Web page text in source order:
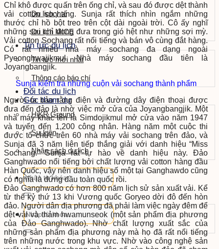
Du lịch y tế
Du lịch MICE
Tin tức du lịch
Tin tức mới nhất
Thông cáo báo chí
Đối tác du lịch
Góc tham dự
HiKR Ground
Sự kiện
Nhận sách du lịch
Chỉ khô được quấn trên ống chỉ, và sau đó được dệt thành
vải cotton sochang. Sunja rất thích nhìn ngắm những
thước chỉ hồ bột treo trên cột dài ngoài trời. Cô ấy nghĩ
những sợi chỉ đong đưa trong gió hệt như những sợi mỳ.
Vải cotton Sochang rất nổi tiếng và bán vô cùng đắt hàng.
Có rất nhiều nhà máy sochang đa dạng ngoài
Pyeonghwajikmul. Nhà máy sochang đầu tiên là
Joyangbangjik.
Sunja kiểm tra những cuộn vải sochang thành phẩm
Người ta bảo rằng điện và đường dây điện thoại được
đưa đến đảo là nhờ việc mở cửa của Joyangbangjik. Một
nhà máy khác tên là Simdojikmul mở cửa vào năm 1947
và tuyển đến 1,200 công nhân. Hàng năm một cuộc thi
được tổ chức trên 60 nhà máy vải sochang trên đảo, và
Sunja đã 3 năm liên tiếp thắng giải với danh hiệu “Miss
Sochang.” Sunja rất tự hào về danh hiệu này. Đảo
Ganghwado nổi tiếng bởi chất lượng vải cotton hàng đầu
Hàn Quốc, vậy nên danh hiệu số một tại Ganghawdo cũng
có nghĩa là đứng đầu toàn quốc rồi.
Đảo Ganghwado có hơn 800 năm lịch sử sản xuất vải. Kể
từ thế kỷ thứ 13 khi Vương quốc Goryeo dời đô đến hòn
đảo. Người dân địa phương đã phải làm việc ngày đêm để
dệt vải và thảm hwamunseok (một sản phẩm địa phương
của Đảo Ganghwado). Nhờ chất lượng xuất sắc của
những sản phẩm địa phương này mà họ đã rất nổi tiếng
trên những nước trong khu vực. Nhờ vào công nghệ sản